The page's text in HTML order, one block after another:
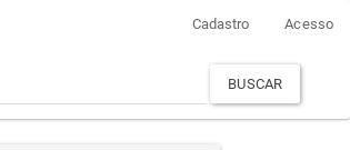
Cadastro Acesso
BUSCAR